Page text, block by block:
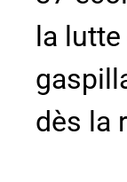
la
dès la